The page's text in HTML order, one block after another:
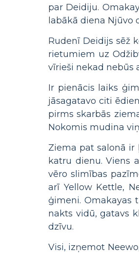
par Deidiju.
labākā diena Njūvo
Rudenī Deidijs sēž
rietumiem uz
vīrieši nekad nebūs
Ir pienācis laiks
jāsagatavo citi
pirms skarbās
Nokomis mudina
Ziema pat salonā
katru dienu. Viens
vēro slimības
arī Yellow Kettle,
ģimeni. Omakayas
nakts vidū, gatavs
dzīvu.
Visi, izņemot